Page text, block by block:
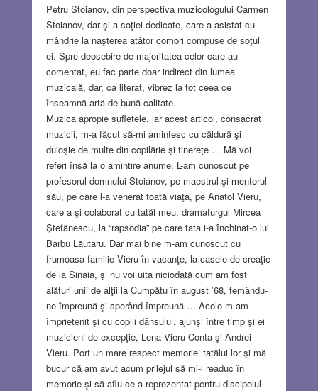
Petru Stoianov, din perspectiva muzicologului Carmen
Stoianov, dar şi a soţiei dedicate, care a asistat cu
mândrie la naşterea atâtor comori compuse de soţul
ei. Spre deosebire de majoritatea celor care au
comentat, eu fac parte doar indirect din lumea
muzicală, dar, ca literat, vibrez la tot ceea ce
înseamnă artă de bună calitate.
Muzica apropie sufletele, iar acest articol, consacrat
muzicii, m-a făcut să-mi amintesc cu căldură şi
duioşie de multe din copilărie şi tinereţe … Mă voi
referi însă la o amintire anume. L-am cunoscut pe
profesorul domnului Stoianov, pe maestrul şi mentorul
său, pe care l-a venerat toată viaţa, pe Anatol Vieru,
care a şi colaborat cu tatăl meu, dramaturgul Mircea
Ştefănescu, la “rapsodia” pe care tata i-a închinat-o lui
Barbu Lăutaru. Dar mai bine m-am cunoscut cu
frumoasa familie Vieru în vacanţe, la casele de creaţie
de la Sinaia, şi nu voi uita niciodată cum am fost
alături unii de alţii la Cumpătu în august ’68, temându-
ne împreună şi sperând împreună … Acolo m-am
împrietenit şi cu copiii dânsului, ajunşi între timp şi ei
muzicieni de excepţie, Lena Vieru-Conta şi Andrei
Vieru. Port un mare respect memoriei tatălui lor şi mă
bucur că am avut acum prilejul să mi-l readuc în
memorie şi să aflu ce a reprezentat pentru discipolul